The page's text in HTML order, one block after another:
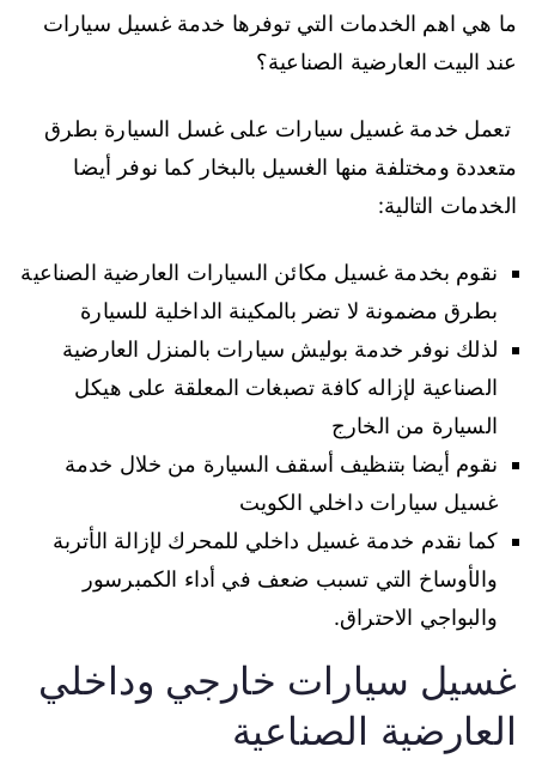
ما هي اهم الخدمات التي توفرها خدمة غسيل سيارات
عند البيت العارضية الصناعية؟
تعمل خدمة غسيل سيارات على غسل السيارة بطرق
متعددة ومختلفة منها الغسيل بالبخار كما نوفر أيضا
الخدمات التالية:
نقوم بخدمة غسيل مكائن السيارات العارضية الصناعية
بطرق مضمونة لا تضر بالمكينة الداخلية للسيارة
لذلك نوفر خدمة بوليش سيارات بالمنزل العارضية
الصناعية لإزاله كافة تصبغات المعلقة على هيكل
السيارة من الخارج
نقوم أيضا بتنظيف أسقف السيارة من خلال خدمة
غسيل سيارات داخلي الكويت
كما نقدم خدمة غسيل داخلي للمحرك لإزالة الأتربة
والأوساخ التي تسبب ضعف في أداء الكمبرسور
والبواجي الاحتراق.
غسيل سيارات خارجي وداخلي
العارضية الصناعية